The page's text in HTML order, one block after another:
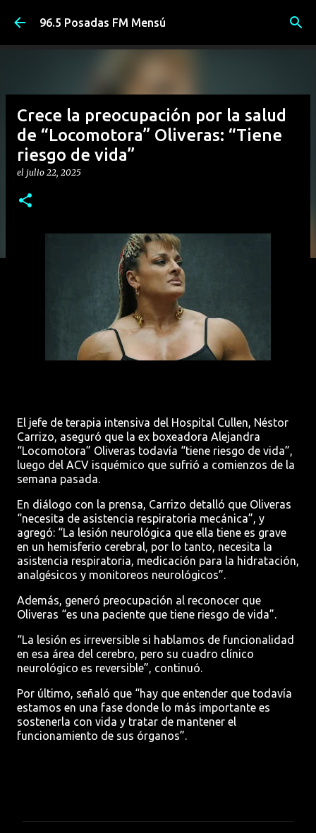
Ir al contenido principal
96.5 Posadas FM Mensú
Crece la preocupación por la salud
de “Locomotora” Oliveras: “Tiene
riesgo de vida”
el julio 22, 2025
El jefe de terapia intensiva del Hospital Cullen, Néstor
Carrizo, aseguró que la ex boxeadora Alejandra
“Locomotora” Oliveras todavía “tiene riesgo de vida”,
luego del ACV isquémico que sufrió a comienzos de la
semana pasada.
En diálogo con la prensa, Carrizo detalló que Oliveras
“necesita de asistencia respiratoria mecánica”, y
agregó: “La lesión neurológica que ella tiene es grave
en un hemisferio cerebral, por lo tanto, necesita la
asistencia respiratoria, medicación para la hidratación,
analgésicos y monitoreos neurológicos”.
Además, generó preocupación al reconocer que
Oliveras “es una paciente que tiene riesgo de vida”.
“La lesión es irreversible si hablamos de funcionalidad
en esa área del cerebro, pero su cuadro clínico
neurológico es reversible”, continuó.
Por último, señaló que “hay que entender que todavía
estamos en una fase donde lo más importante es
sostenerla con vida y tratar de mantener el
funcionamiento de sus órganos”.